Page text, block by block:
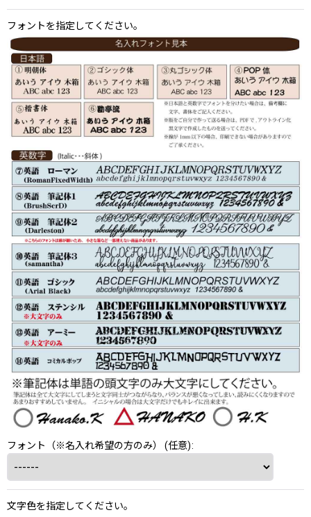
フォントを指定してください。
フォント（※名入れ希望の方のみ） (任意):
文字色を指定してください。